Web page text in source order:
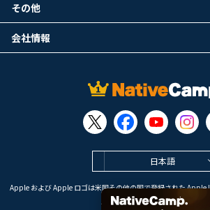
日本語
Apple および Apple ロゴは米国その他の国で登録された Apple
Apple Inc. のサービスマークです。
その他
会社情報